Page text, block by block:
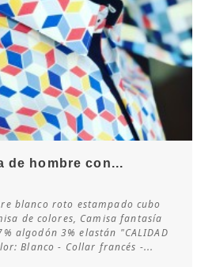
disponibilidad
de hombre con...
blanco roto estampado cubo
de colores, Camisa fantasía
algodón 3% elastán "CALIDAD
Blanco - Collar francés -...